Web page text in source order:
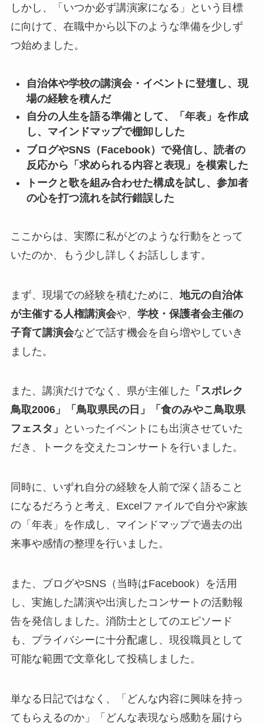
しかし、「いつか必ず講演家になる」という目標
に向けて、在職中から以下のような準備を少しず
つ始めました。
自治体や学校の講演会・イベントに登壇し、現
場の経験を積んだ
自分の人生を語る準備として、「年表」を作成
し、マインドマップで棚卸しした
ブログやSNS（Facebook）で発信し、読者の
反応から「求められる内容と表現」を模索した
トークと歌を組み合わせた構成を試し、参加者
の心を打つ流れを試行錯誤した
ここからは、実際に私がどのような行動をとって
いたのか、もう少し詳しくお話しします。
まず、現場での経験を積むために、地元の自治体
が主催する人権講演会や、 学校・保護者会主催の
子育て講演会などで話す機会を自ら増やしていき
ました。
また、講演だけでなく、県が主催した 「スポレク
鳥取2006」「鳥取県民の日」「食のみやこ鳥取県
フェスタ」
といったイベントにも出演させていた
だき、トークを交えたコンサートを行いました。
同時に、いずれ自分の経験を人前で深く語ること
になるだろうと考え、Excelファイルで自分や家族
の「年表」を作成し、マインドマップで過去の出
来事や感情の整理を行いました。
また、ブログやSNS（当時はFacebook）を活用
し、実施した講演や出演したコンサートの活動報
告を発信しました。消防士としてのエピソード
も、プライバシーに十分配慮し、現役職員として
可能な範囲で文章化して投稿しました。
単なる日記ではなく、「どんな内容に興味を持っ
てもらえるのか」「どんな表現なら感動を届けら